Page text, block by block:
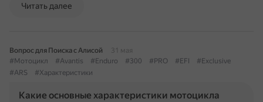
Читать далее
Вопрос для Поиска с Алисой
31 мая
#Мотоцикл
#Avantis #Enduro #300 #PRO #EFI
#Exclusive
#ARS
#Характеристики
Какие основные характеристики мотоцикла